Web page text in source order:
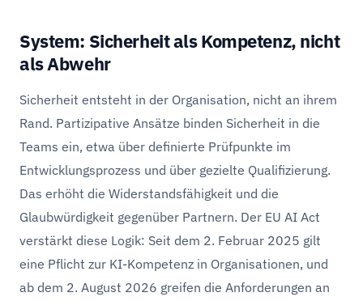
System: Sicherheit als Kompetenz, nicht
als Abwehr
Sicherheit entsteht in der Organisation, nicht an ihrem
Rand. Partizipative Ansätze binden Sicherheit in die
Teams ein, etwa über definierte Prüfpunkte im
Entwicklungsprozess und über gezielte Qualifizierung.
Das erhöht die Widerstandsfähigkeit und die
Glaubwürdigkeit gegenüber Partnern. Der EU AI Act
verstärkt diese Logik: Seit dem 2. Februar 2025 gilt
eine Pflicht zur KI-Kompetenz in Organisationen, und
ab dem 2. August 2026 greifen die Anforderungen an